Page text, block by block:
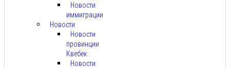
Новости
иммиграции
Новости
Новости
провинции
Квебек
Новости